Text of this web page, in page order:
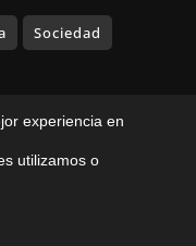
Sociedad
Todos los
experiencia en
utilizamos o